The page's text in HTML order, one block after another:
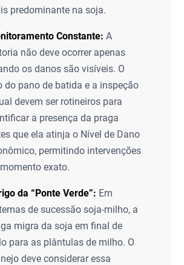
predominante na soja.
Constante: A
não deve ocorrer apenas
os danos são visíveis. O
do pano de batida e a inspeção
devem ser rotineiros para
a presença da praga
que ela atinja o Nível de Dano
permitindo intervenções
exato.
da “Ponte Verde”: Em
de sucessão soja-milho, a
migra da soja em final de
para as plântulas de milho. O
deve considerar essa